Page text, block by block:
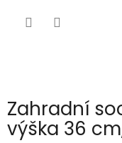
Zahradní
výška 36 cm,